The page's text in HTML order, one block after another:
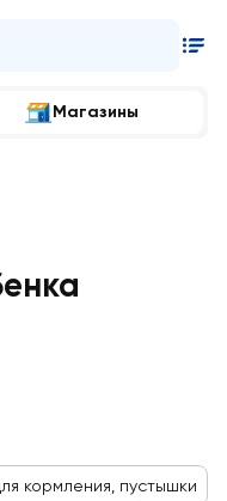
Магазины
кормления, пустышки